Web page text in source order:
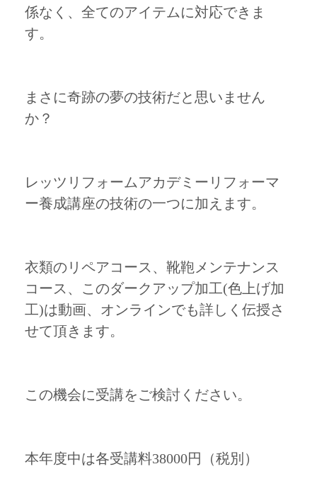
係なく、全てのアイテムに対応できま
す。
まさに奇跡の夢の技術だと思いません
か？
レッツリフォームアカデミーリフォーマ
ー養成講座の技術の一つに加えます。
衣類のリペアコース、靴鞄メンテナンス
コース、このダークアップ加工(色上げ加
工)は動画、オンラインでも詳しく伝授さ
せて頂きます。
この機会に受講をご検討ください。
本年度中は各受講料38000円（税別）